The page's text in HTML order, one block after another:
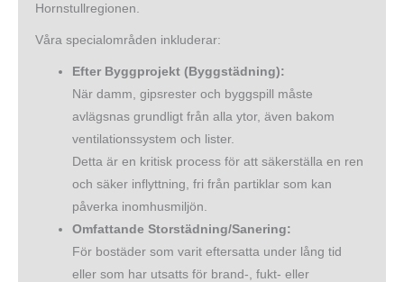
Hornstullregionen.
Våra specialområden inkluderar:
Efter Byggprojekt (Byggstädning):
När damm, gipsrester och byggspill måste
avlägsnas grundligt från alla ytor, även bakom
ventilationssystem och lister.
Detta är en kritisk process för att säkerställa en ren
och säker inflyttning, fri från partiklar som kan
påverka inomhusmiljön.
Omfattande Storstädning/Sanering:
För bostäder som varit eftersatta under lång tid
eller som har utsatts för brand-, fukt- eller